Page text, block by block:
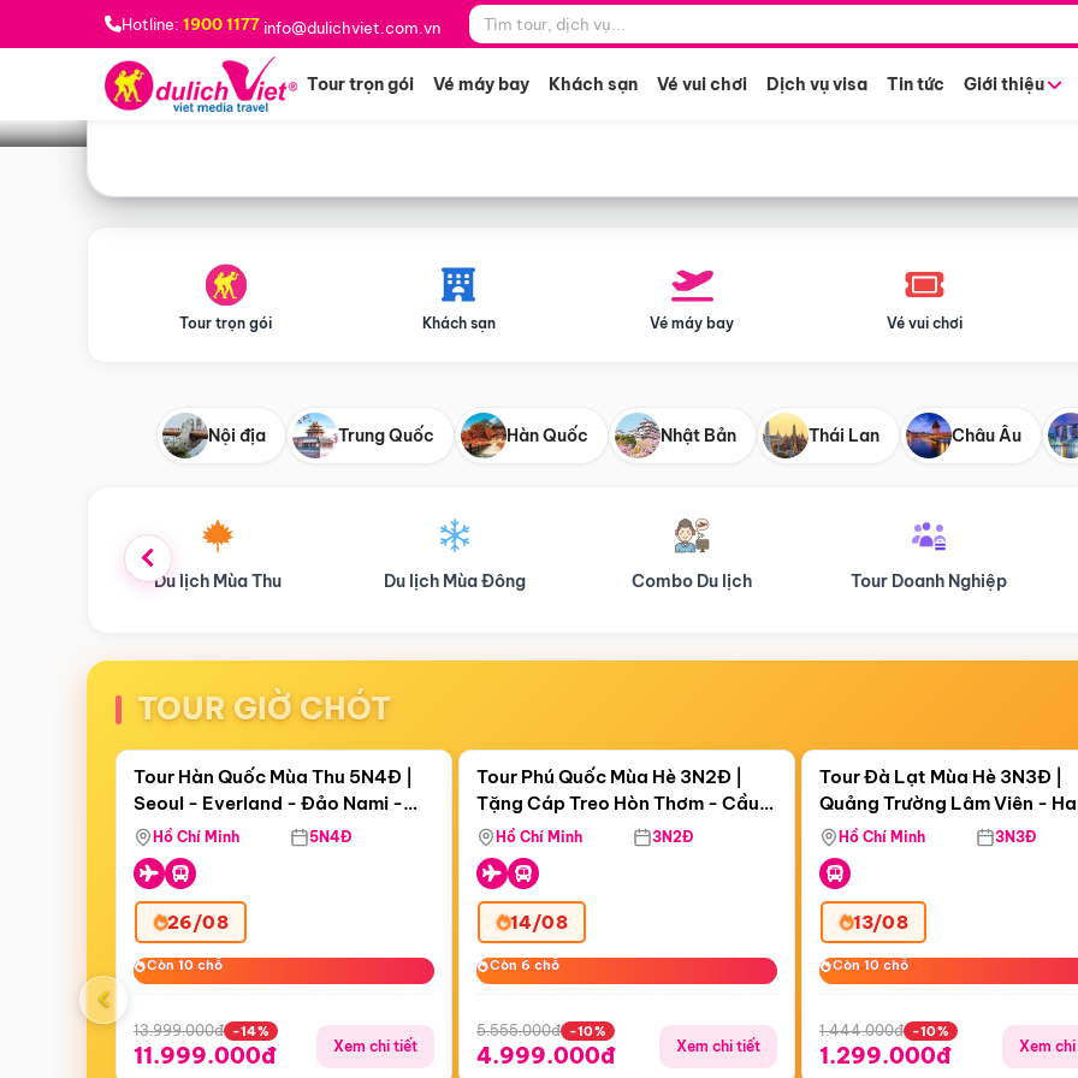
Hotline: 1900 1177 info@dulichviet.com.vn
Tour trọn gói Vé máy bay Khách sạn Vé vui chơi Dịch vụ visa Tin tức Giới thiệu
Bạn muốn đi đâu? *
Tour trọn gói Khách sạn Vé máy bay Vé vui chơi
Nội địa Trung Quốc Hàn Quốc Nhật Bản Thái Lan Châu Âu
Du lịch Mùa Đông Combo Du lịch Tour Doanh Nghiệp Du lịch Hành Hương
TOUR GIỜ CHÓT
Còn18 ngày 09:16:02
Bay Sun Phuquoc Airways
Điểm nổi bật
Tour Hàn Quốc Mùa Thu 5N4Đ |
Seoul - Everland - Đảo Nami -
Tháp Namsan (Bay Sun Phuquoc
Airways)
Hồ Chí Minh 5N4Đ
26/08
Còn 10 chỗ
Còn 10 chỗ
13.999.000đ -14%
11.999.000đ Xem chi tiết
Còn06 ngày 09:16:02
Tặng Cáp Treo Hòn Thơm
Tour Phú Quốc Mùa Hè 3N2Đ |
Tặng Cáp Treo Hòn Thơm - Cầu
Hôn - Công Viên Nước Aquatopia
Hồ Chí Minh 3N2Đ
14/08
Còn 6 chỗ
Còn 6 chỗ
5.555.000đ -10%
4.999.000đ Xem chi tiết
Còn05 ngày 09:16:02
Tour Đà Lạt Mùa Hè 3N3Đ |
Quảng Trường Lâm Viên -
Hill - Puppy Farm
Hồ Chí Minh 3N3Đ
13/08
Còn 10 chỗ
Còn 10 chỗ
1.444.000đ -10%
1.299.000đ Xem
‹